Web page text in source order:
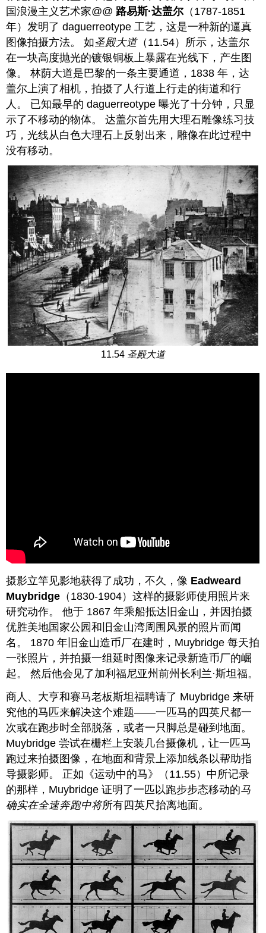
国浪漫主义艺术家@@ 路易斯·达盖尔 （1787-1851
年）发明了 daguerreotype 工艺，这是一种新的逼真
图像拍摄方法。 如圣殿大道（11.54）所示，达盖尔
在一块高度抛光的镀银铜板上暴露在光线下，产生图
像。 林荫大道是巴黎的一条主要通道，1838 年，达
盖尔上演了相机，拍摄了人行道上行走的街道和行
人。 已知最早的 daguerreotype 曝光了十分钟，只显
示了不移动的物体。 达盖尔首先用大理石雕像练习技
巧，光线从白色大理石上反射出来，雕像在此过程中
没有移动。
11.54 圣殿大道
摄影立竿见影地获得了成功，不久，像 Eadweard
Muybridge （1830-1904）这样的摄影师使用照片来
研究动作。 他于 1867 年乘船抵达旧金山，并因拍摄
优胜美地国家公园和旧金山湾周围风景的照片而闻
名。 1870 年旧金山造币厂在建时，Muybridge 每天拍
一张照片，并拍摄一组延时图像来记录新造币厂的崛
起。 然后他会见了加利福尼亚州前州长利兰·斯坦福。
商人、大亨和赛马老板斯坦福聘请了 Muybridge 来研
究他的马匹来解决这个难题——一匹马的四英尺都一
次或在跑步时全部脱落，或者一只脚总是碰到地面。
Muybridge 尝试在栅栏上安装几台摄像机，让一匹马
跑过来拍摄图像，在地面和背景上添加线条以帮助指
导摄影师。 正如《运动中的马》（11.55）中所记录
的那样，Muybridge 证明了一匹以跑步步态移动的马
确实在全速奔跑中将所有四英尺抬离地面。